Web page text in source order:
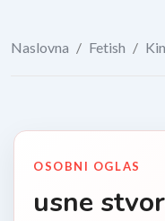
Naslovna / Fetish /
OSOBNI OGLAS
usne